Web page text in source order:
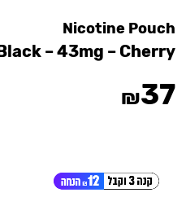
Nicotine Pouch
– 43mg – Cherry
₪37